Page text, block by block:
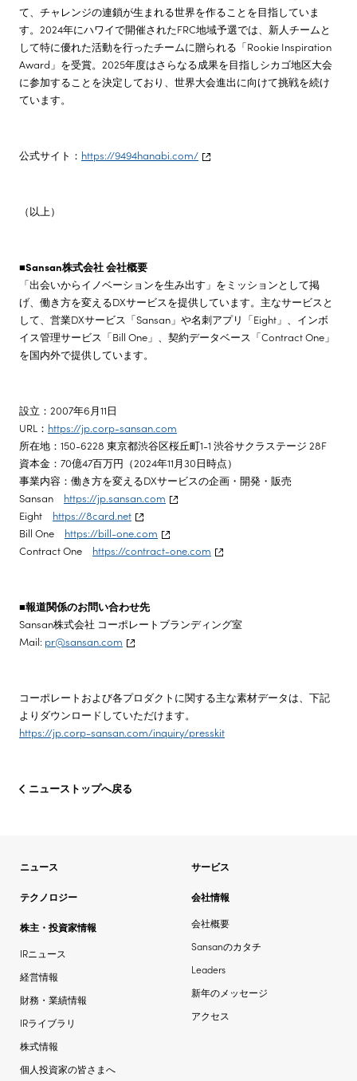
て、チャレンジの連鎖が生まれる世界を作ることを目指していま
す。2024年にハワイで開催されたFRC地域予選では、新人チームと
して特に優れた活動を行ったチームに贈られる「Rookie Inspiration
Award」を受賞。2025年度はさらなる成果を目指しシカゴ地区大会
に参加することを決定しており、世界大会進出に向けて挑戦を続け
ています。
公式サイト： https://9494hanabi.com/
（以上）
■Sansan株式会社 会社概要
「出会いからイノベーションを生み出す」をミッションとして掲
げ、働き方を変えるDXサービスを提供しています。主なサービスと
して、営業DXサービス「Sansan」や名刺アプリ「Eight」、インボ
イス管理サービス「Bill One」、契約データベース「Contract One」
を国内外で提供しています。
設立：2007年6月11日
URL： https://jp.corp-sansan.com
所在地：150-6228 東京都渋谷区桜丘町1-1 渋谷サクラステージ 28F
資本金：70億47百万円（2024年11月30日時点）
事業内容：働き方を変えるDXサービスの企画・開発・販売
Sansan https://jp.sansan.com
Eight https://8card.net
Bill One https://bill-one.com
Contract One https://contract-one.com
■報道関係のお問い合わせ先
Sansan株式会社 コーポレートブランディング室
Mail: pr@sansan.com
コーポレートおよび各プロダクトに関する主な素材データは、下記
よりダウンロードしていただけます。
https://jp.corp-sansan.com/inquiry/presskit
ニューストップへ戻る
ニュース サービス
テクノロジー
会社情報
会社概要
Sansanのカタチ
Leaders
新年のメッセージ
アクセス
株主・投資家情報
IRニュース
経営情報
財務・業績情報
IRライブラリ
株式情報
個人投資家の皆さまへ